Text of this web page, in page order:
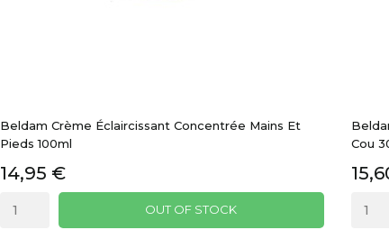
Beldam Crème Éclaircissant Concentrée Mains Et
Pieds 100ml
14,95 €
OUT OF STOCK
Cou